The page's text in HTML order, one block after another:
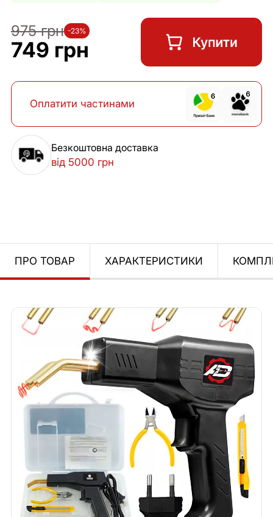
975 грн -23%
749 грн
Оплатити частинами
Безкоштовна доставка
від 5000 грн
ПРО ТОВАР ХАРАКТЕРИСТИКИ